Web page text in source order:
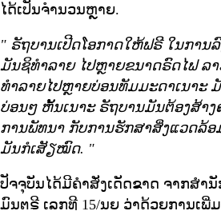
ໄດ້ເປັນຈຳນວນຫຼາຍ.
" ຣັຖບານເປີດໂອກາດໃຫ້ຟຣີ ໃນການ
ມັນຊິທຳລາຍ ໄປຫຼາຍຂນາດຣົດໄຟ ລ
ທຳລາຍໄປຫຼາຍບ່ອນທັມມະດາເນາະ
ບ່ອນໆ ຫັ້ນເນາະ ຣັຖບານມັນຕ້ອງສ້າ
ການພັທນາ ກັບການຮັກສາສິ່ງແວດລ້
ມັນກໍເສັຽໝົດ. "
ປັຈຈຸບັນໄດ້ມີຄຳສັ່ງເດັດຂາດ ຈາກສຳ
ມົນຕຣີ ເລກທີ 15/ນຍ ວ່າດ້ວຍການເພີ່